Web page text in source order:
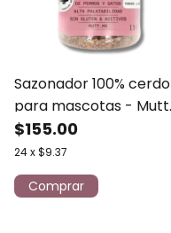
Sazonador 100% cerdo
para mascotas - Mutt
100g
$155.00
24x$9.37